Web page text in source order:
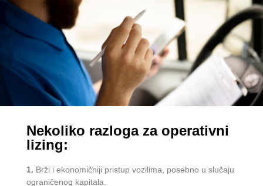
Nekoliko razloga za operativni
lizing:
1. Brži i ekonomičniji pristup vozilima, posebno u slučaju
ograničenog kapitala.